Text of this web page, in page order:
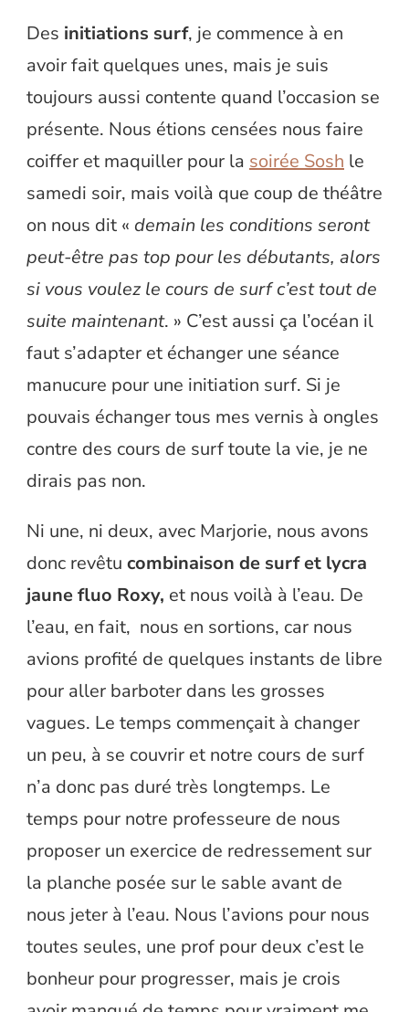
Des initiations surf, je commence à en
avoir fait quelques unes, mais je suis
toujours aussi contente quand l’occasion se
présente. Nous étions censées nous faire
coiffer et maquiller pour la soirée Sosh le
samedi soir, mais voilà que coup de théâtre
on nous dit « demain les conditions seront
peut-être pas top pour les débutants, alors
si vous voulez le cours de surf c’est tout de
suite maintenant. » C’est aussi ça l’océan il
faut s’adapter et échanger une séance
manucure pour une initiation surf. Si je
pouvais échanger tous mes vernis à ongles
contre des cours de surf toute la vie, je ne
dirais pas non.
Ni une, ni deux, avec Marjorie, nous avons
donc revêtu combinaison de surf et lycra
jaune fluo Roxy, et nous voilà à l’eau. De
l’eau, en fait, nous en sortions, car nous
avions profité de quelques instants de libre
pour aller barboter dans les grosses
vagues. Le temps commençait à changer
un peu, à se couvrir et notre cours de surf
n’a donc pas duré très longtemps. Le
temps pour notre professeure de nous
proposer un exercice de redressement sur
la planche posée sur le sable avant de
nous jeter à l’eau. Nous l’avions pour nous
toutes seules, une prof pour deux c’est le
bonheur pour progresser, mais je crois